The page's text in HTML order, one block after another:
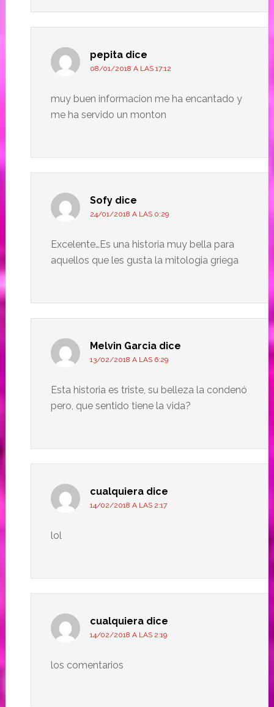
pepita dice
08/01/2018 A LAS 17:12
muy buen informacion me ha encantado y
me ha servido un monton
Sofy dice
24/01/2018 A LAS 0:29
Excelente…Es una historia muy bella para
aquellos que les gusta la mitologia griega
Melvin Garcia dice
13/02/2018 A LAS 6:29
Esta historia es triste, su belleza la condenó
pero, que sentido tiene la vida?
cualquiera dice
14/02/2018 A LAS 2:17
lol
cualquiera dice
14/02/2018 A LAS 2:19
los comentarios